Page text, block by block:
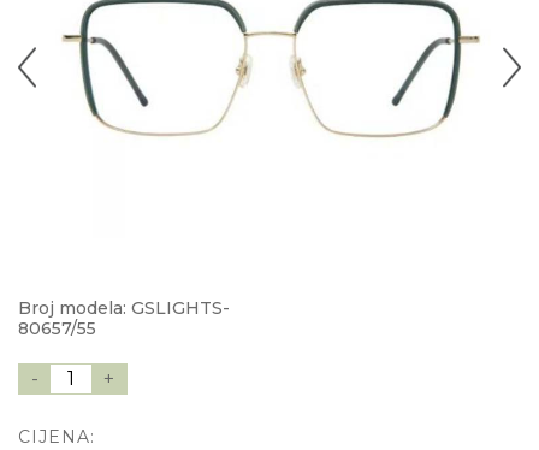
Broj modela: GSLIGHTS-
80657/55
- 1 +
CIJENA: